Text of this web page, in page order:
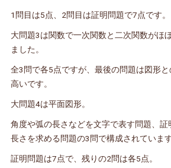
1問目は5点、2問目は証明問題で7点です。
大問題3は関数で一次関数と二次関数がほ
ました。
全3問で各5点ですが、最後の問題は図形
高いです。
大問題4は平面図形。
角度や弧の長さなどを文字で表す問題、
長さを求める問題の3問で構成されています
証明問題は7点で、残りの2問は各5点。